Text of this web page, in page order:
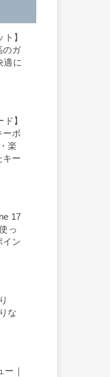
】
のガ
適に
】
ーボ
楽
キー
17
っ
イン
な
｜